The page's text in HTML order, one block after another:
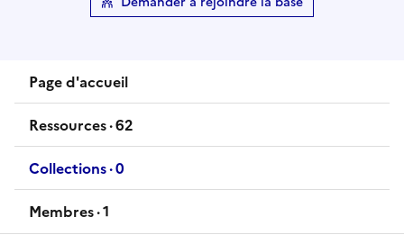
Page d'accueil
Ressources ·62
ressources
Collections ·0
collections
Membres ·1
membres